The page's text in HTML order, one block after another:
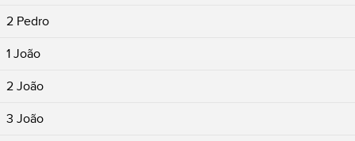
2 Pedro
1 João
2 João
3 João